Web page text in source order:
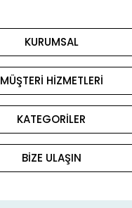
KURUMSAL
MÜŞTERİ HİZMETLERİ
KATEGORİLER
BİZE ULAŞIN